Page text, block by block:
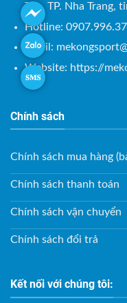
Tân, TP. Nha Trang,
Hotline:
Email:
Website: https://
Chính sách
Chính sách mua hàng
Chính sách thanh toán
Chính sách vận chuyển
Chính sách đổi trả
Kết nối với chúng tôi: